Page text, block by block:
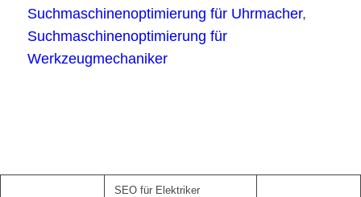
Suchmaschinenoptimierung für Uhrmacher,
Suchmaschinenoptimierung für
Werkzeugmechaniker
SEO für Elektriker